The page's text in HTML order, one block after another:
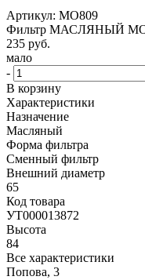
Артикул: MO809
Фильтр МАСЛЯНЫЙ
235 руб.
мало
-
В корзину
Характеристики
Назначение
Масляный
Форма фильтра
Сменный фильтр
Внешний диаметр
65
Код товара
УТ000013872
Высота
84
Все характеристики
Попова, 3